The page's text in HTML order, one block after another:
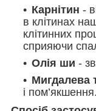
Карнітин -
в клітинах
клітинних
сприяючи
Олія ши -
Мигдалева
і пом’якшення.